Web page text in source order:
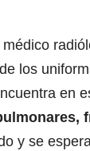
los
en
y se